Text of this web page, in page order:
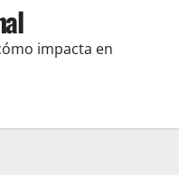
impacta en